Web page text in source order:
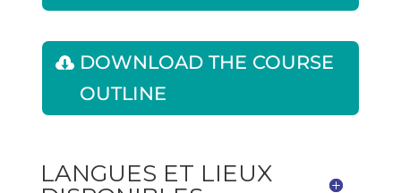
DOWNLOAD THE COURSE
OUTLINE
LANGUES ET LIEUX